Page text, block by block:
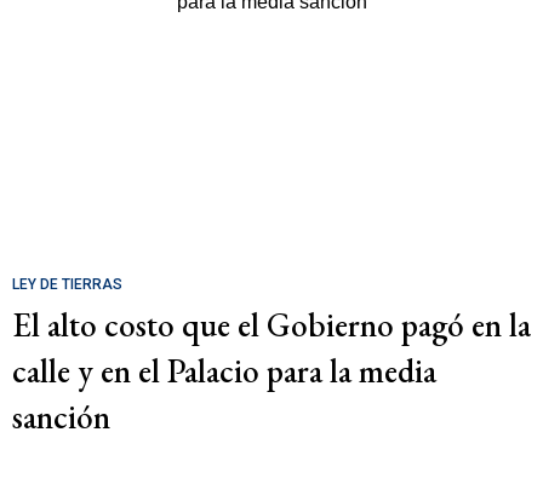
LEY DE TIERRAS
El alto costo que el Gobierno pagó en la
calle y en el Palacio para la media
sanción